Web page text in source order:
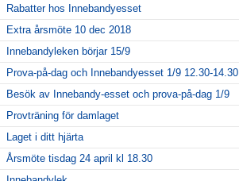
Rabatter hos Innebandyesset
Extra årsmöte 10 dec 2018
Innebandyleken börjar 15/9
Prova-på-dag och Innebandyesset 1/9 12.30-14.30
Besök av Innebandy-esset och prova-på-dag 1/9
Provträning för damlaget
Laget i ditt hjärta
Årsmöte tisdag 24 april kl 18.30